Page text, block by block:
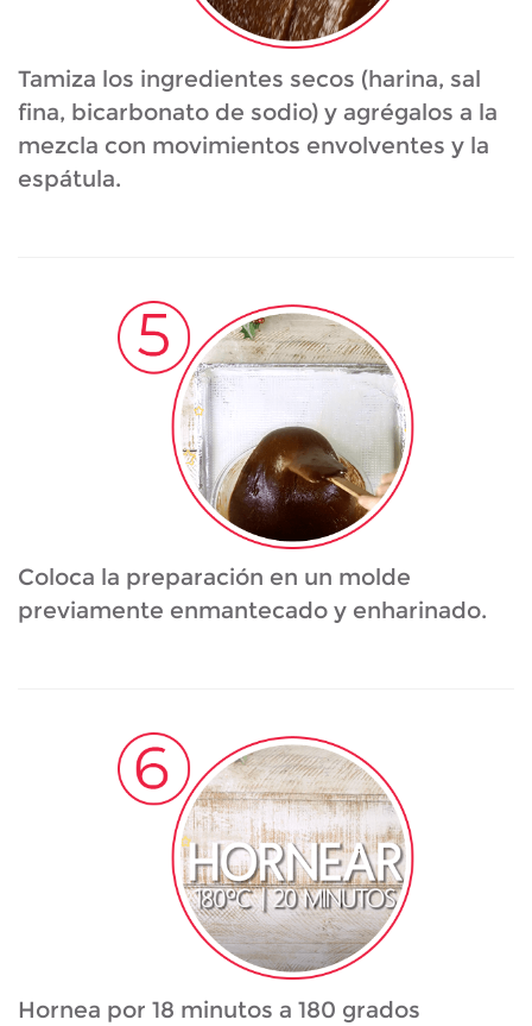
Tamiza los ingredientes secos (harina, sal
fina, bicarbonato de sodio) y agrégalos a la
mezcla con movimientos envolventes y la
espátula.
Coloca la preparación en un molde
previamente enmantecado y enharinado.
Hornea por 18 minutos a 180 grados